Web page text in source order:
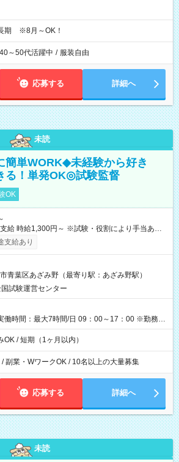
期 ※8月～OK！
40～50代活躍中 / 服装自由
応募する 詳細へ
未読
簡単WORK◆未経験から好き
る！単発OK◎試験監督
OK
より手当あり
り昇給あり 【即給（前払い）オプションあ
れる場合、勤務から1週間ほどで給与の一部を受け
擬試験 8:30～17:30（休憩1時間） 時給1,300円
円＋交通費 ※当日の役割により時給＋100
・国家試験 7:00～13:30（休憩なし） 時給1,300
円）×6時間＝日収8,400円＋交通費 【試用期
し
支給あり
青葉区あざみ野（最寄り駅：あざみ野駅）
試験運営センター
働時間：最大7時間/日 09：00～17：00 ※勤務時
り異なります。
OK / 短期（1ヶ月以内）
副業・WワークOK / 10名以上の大量募集
応募する 詳細へ
未読